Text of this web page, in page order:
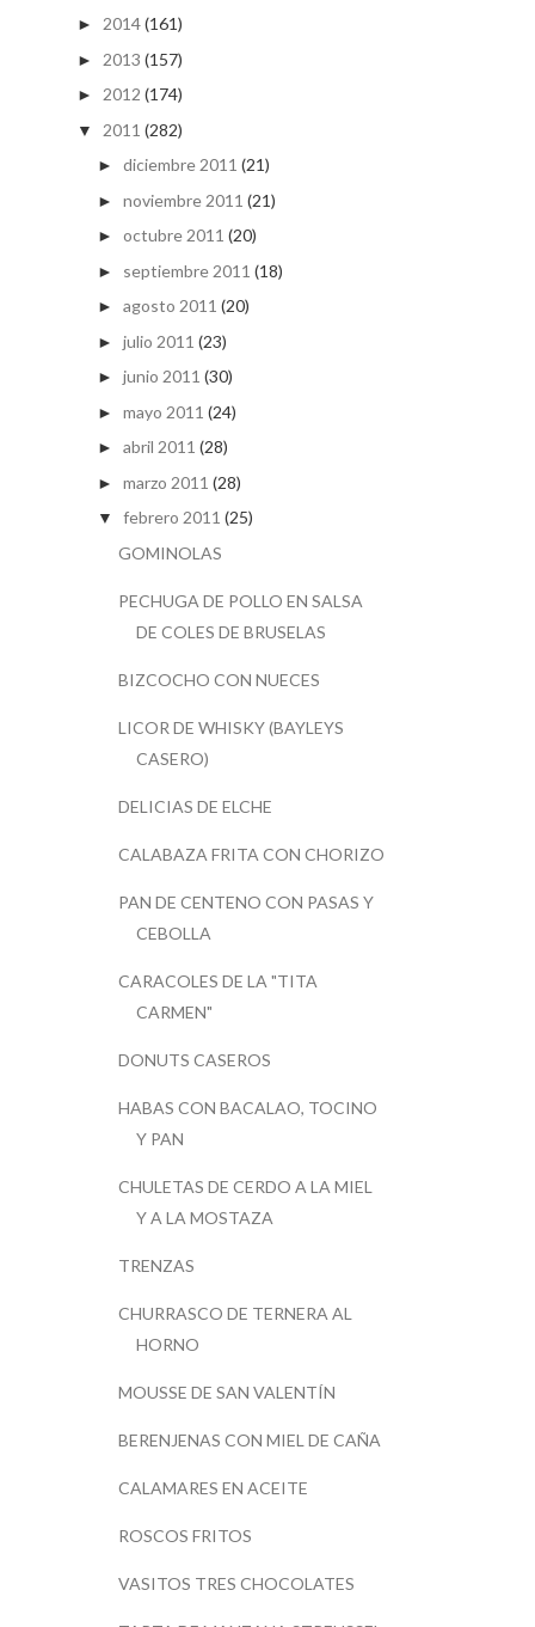
► 2014(161)
► 2013 (157)
► 2012 (174)
▼ 2011 (282)
► diciembre 2011 (21)
► noviembre 2011 (21)
► octubre 2011 (20)
► septiembre 2011 (18)
► agosto 2011 (20)
► julio 2011 (23)
► junio 2011 (30)
► mayo 2011 (24)
► abril 2011 (28)
► marzo 2011 (28)
▼ febrero 2011 (25)
GOMINOLAS
PECHUGA DE POLLO EN SALSA
DE COLES DE BRUSELAS
BIZCOCHO CON NUECES
LICOR DE WHISKY (BAYLEYS
CASERO)
DELICIAS DE ELCHE
CALABAZA FRITA CON CHORIZO
PAN DE CENTENO CON PASAS Y
CEBOLLA
CARACOLES DE LA "TITA
CARMEN"
DONUTS CASEROS
HABAS CON BACALAO, TOCINO
Y PAN
CHULETAS DE CERDO A LA MIEL
Y A LA MOSTAZA
TRENZAS
CHURRASCO DE TERNERA AL
HORNO
MOUSSE DE SAN VALENTÍN
BERENJENAS CON MIEL DE CAÑA
CALAMARES EN ACEITE
ROSCOS FRITOS
VASITOS TRES CHOCOLATES